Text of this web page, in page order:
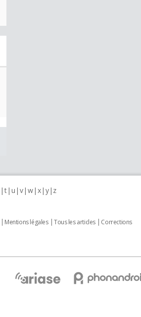
t u v w x y z
Mentions légales Tous les articles
Corrections